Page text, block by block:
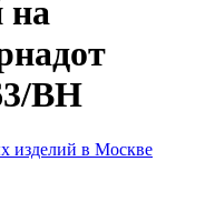
на
BH
изделий в Москве